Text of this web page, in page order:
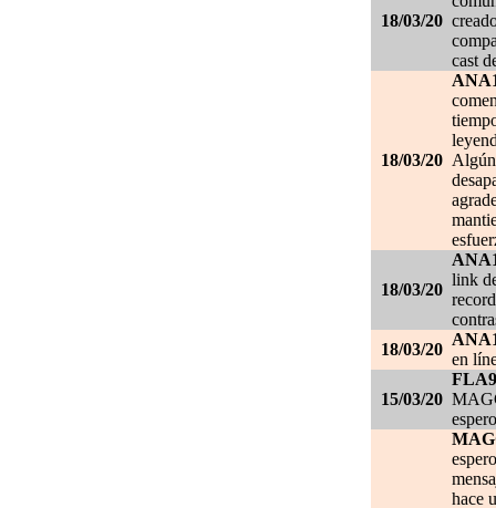
18/03/20
cast
18/03/20
18/03/20
link
18/03/20
en
15/03/20
hace